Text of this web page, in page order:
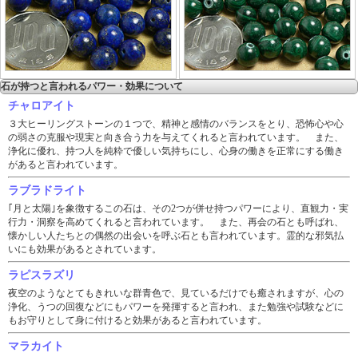
石が持つと言われるパワー・効果について
チャロアイト
３大ヒーリングストーンの１つで、精神と感情のバランスをとり、恐怖心や心
の弱さの克服や現実と向き合う力を与えてくれると言われています。 また、
浄化に優れ、持つ人を純粋で優しい気持ちにし、心身の働きを正常にする働き
があると言われています。
ラブラドライト
｢月と太陽｣を象徴するこの石は、その2つが併せ持つパワーにより、直観力・実
行力・洞察を高めてくれると言われています。 また、再会の石とも呼ばれ、
懐かしい人たちとの偶然の出会いを呼ぶ石とも言われています。霊的な邪気払
いにも効果があるとされています。
ラピスラズリ
夜空のようなとてもきれいな群青色で、見ているだけでも癒されますが、心の
浄化、うつの回復などにもパワーを発揮すると言われ、また勉強や試験などに
もお守りとして身に付けると効果があると言われています。
マラカイト